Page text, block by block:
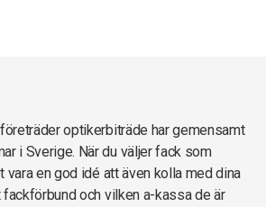
optikerbiträde har gemensamt
i Sverige. När du väljer fack som
vara en god idé att även kolla med dina
och vilken a-kassa de är